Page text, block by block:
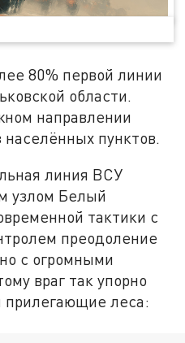
80% первой линии
области.
направлении
пунктов.
линия ВСУ
узлом Белый
тактики с
преодоление
с огромными
враг так упорно
прилегающие леса: